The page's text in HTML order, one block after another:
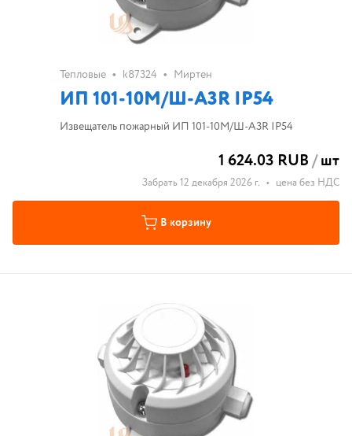
Тепловые • k87324 • Миртен
ИП 101-10М/Ш-A3R IP54
Извещатель пожарный ИП 101-10М/Ш-A3R IP54
1 624.03 RUB/шт
Забрать 12 декабря 2026 г. • цена без НДС
В корзину